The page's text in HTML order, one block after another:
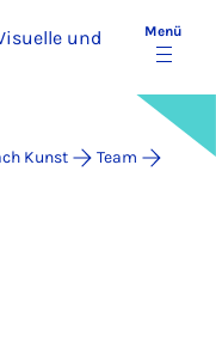
und
Menü
Kunst
Team